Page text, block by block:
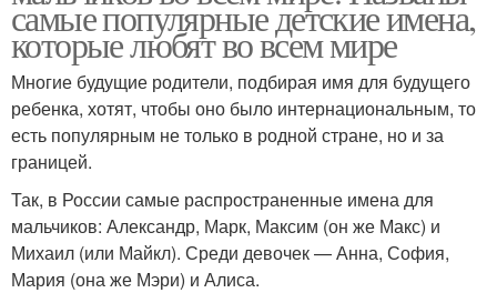
самые популярные детские имена,
которые любят во всем мире
Многие будущие родители, подбирая имя для будущего
ребенка, хотят, чтобы оно было интернациональным, то
есть популярным не только в родной стране, но и за
границей.
Так, в России самые распространенные имена для
мальчиков: Александр, Марк, Максим (он же Макс) и
Михаил (или Майкл). Среди девочек — Анна, София,
Мария (она же Мэри) и Алиса.